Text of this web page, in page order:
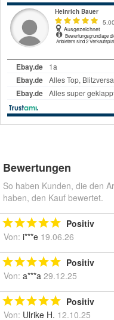
Bewertungen
So haben Kunden, die den
haben, den Kauf bewertet.
Positiv
Von: i***e 19.06.26
Positiv
Von: a***a 29.12.25
Positiv
Von: Ulrike H. 12.10.25